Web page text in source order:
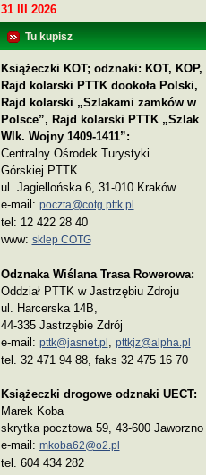
31 III 2026
Tu kupisz
Książeczki KOT; odznaki: KOT, KOP,
Rajd kolarski PTTK dookoła Polski,
Rajd kolarski „Szlakami zamków w
Polsce”, Rajd kolarski PTTK „Szlak
Wlk. Wojny 1409-1411”:
Centralny Ośrodek Turystyki
Górskiej PTTK
ul. Jagiellońska 6, 31-010 Kraków
e-mail: poczta@cotg.pttk.pl
tel: 12 422 28 40
www: sklep COTG
Odznaka Wiślana Trasa Rowerowa:
Oddział PTTK w Jastrzębiu Zdroju
ul. Harcerska 14B,
44-335 Jastrzębie Zdrój
e-mail: pttk@jasnet.pl pttkjz@alpha.pl
tel. 32 471 94 88, faks 32 475 16 70
Książeczki drogowe odznaki UECT:
Marek Koba
skrytka pocztowa 59, 43-600 Jaworzno
e‑mail: mkoba62@o2.pl
tel. 604 434 282